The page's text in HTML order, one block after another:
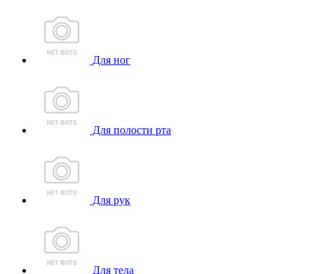
Для ног
Для полости рта
Для рук
Для тела